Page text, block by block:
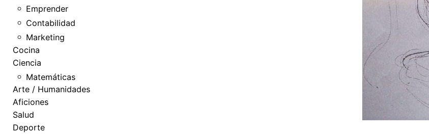
Emprender
Contabilidad
Marketing
Cocina
Ciencia
Matemáticas
Arte / Humanidades
Aficiones
Salud
Deporte